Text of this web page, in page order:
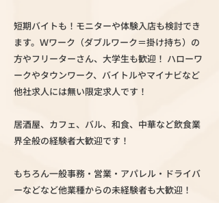
短期バイトも！モニターや体験入店も検討でき
ます。Ｗワーク（ダブルワーク＝掛け持ち）の
方やフリーターさん、大学生も歓迎！ ハローワ
ークやタウンワーク、バイトルやマイナビなど
他社求人には無い限定求人です！
居酒屋、カフェ、バル、和食、中華など飲食業
界全般の経験者大歓迎です！
もちろん一般事務・営業・アパレル・ドライバ
ーなどなど他業種からの未経験者も大歓迎！